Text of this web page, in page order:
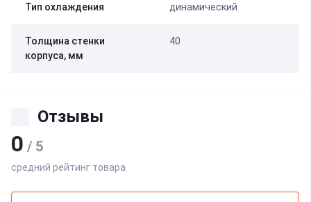
Тип охлаждения динамический
Толщина стенки
корпуса, мм
40
Отзывы
0 / 5
средний рейтинг товара